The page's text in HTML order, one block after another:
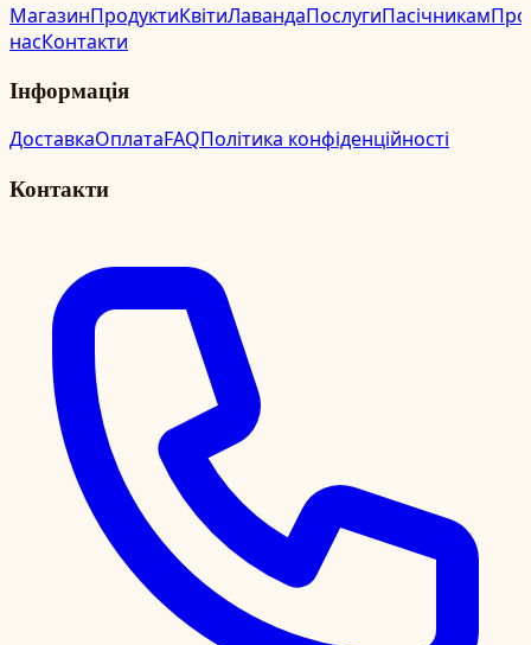
МагазинПродуктиКвітиЛавандаПослугиПасічникамПро
насКонтакти
Інформація
ДоставкаОплатаFAQПолітика конфіденційності
Контакти